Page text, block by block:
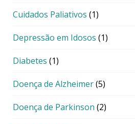
Cuidados Paliativos (1)
Depressão em Idosos (1)
Diabetes (1)
Doença de Alzheimer(5)
Doença de Parkinson (2)